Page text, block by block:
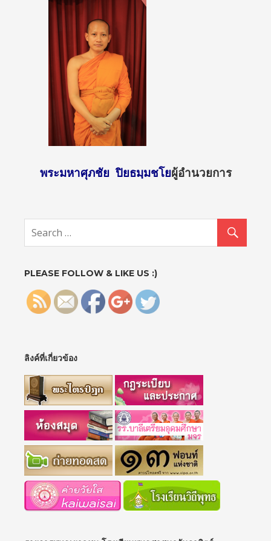
พระมหาศุภชัย ปิยธมฺมชโยผู้อำนวยการ
PLEASE FOLLOW & LIKE US :)
http://sun
ac.th/?
nt_id=136
1">
ลิงค์ที่เกี่ยวข้อง